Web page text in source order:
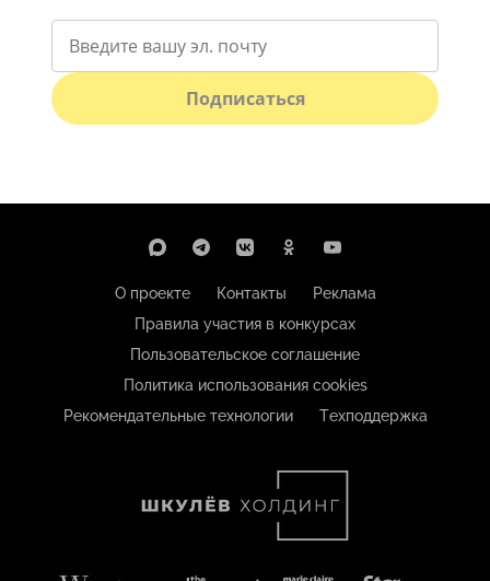
Подписаться
О проекте Контакты
Реклама
Правила участия в конкурсах
Пользовательское соглашение
Политика использования cookies
Рекомендательные технологии
Техподдержка